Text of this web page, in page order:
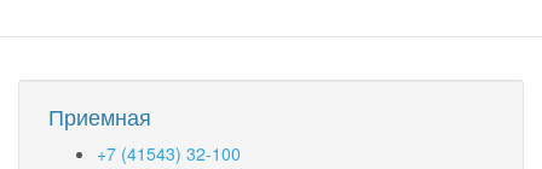
Приемная
+7 (41543) 32-100